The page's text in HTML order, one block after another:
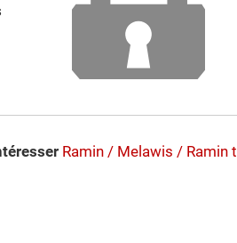
Ramin / Melawis / Ramin